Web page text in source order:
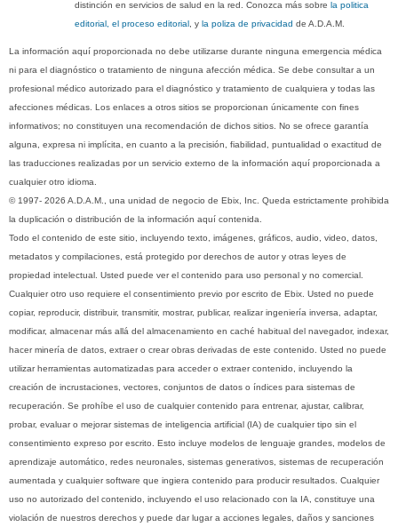
distinción en servicios de salud en la red. Conozca más sobrela politica
editorial, el proceso editorial , yla poliza de privacidad de A.D.A.M.
La información aquí proporcionada no debe utilizarse durante ninguna emergencia médica
ni para el diagnóstico o tratamiento de ninguna afección médica. Se debe consultar a un
profesional médico autorizado para el diagnóstico y tratamiento de cualquiera y todas las
afecciones médicas. Los enlaces a otros sitios se proporcionan únicamente con fines
informativos; no constituyen una recomendación de dichos sitios. No se ofrece garantía
alguna, expresa ni implícita, en cuanto a la precisión, fiabilidad, puntualidad o exactitud de
las traducciones realizadas por un servicio externo de la información aquí proporcionada a
cualquier otro idioma.
© 1997- 2026 A.D.A.M., una unidad de negocio de Ebix, Inc. Queda estrictamente prohibida
la duplicación o distribución de la información aquí contenida.
Todo el contenido de este sitio, incluyendo texto, imágenes, gráficos, audio, video, datos,
metadatos y compilaciones, está protegido por derechos de autor y otras leyes de
propiedad intelectual. Usted puede ver el contenido para uso personal y no comercial.
Cualquier otro uso requiere el consentimiento previo por escrito de Ebix. Usted no puede
copiar, reproducir, distribuir, transmitir, mostrar, publicar, realizar ingeniería inversa, adaptar,
modificar, almacenar más allá del almacenamiento en caché habitual del navegador, indexar,
hacer minería de datos, extraer o crear obras derivadas de este contenido. Usted no puede
utilizar herramientas automatizadas para acceder o extraer contenido, incluyendo la
creación de incrustaciones, vectores, conjuntos de datos o índices para sistemas de
recuperación. Se prohíbe el uso de cualquier contenido para entrenar, ajustar, calibrar,
probar, evaluar o mejorar sistemas de inteligencia artificial (IA) de cualquier tipo sin el
consentimiento expreso por escrito. Esto incluye modelos de lenguaje grandes, modelos de
aprendizaje automático, redes neuronales, sistemas generativos, sistemas de recuperación
aumentada y cualquier software que ingiera contenido para producir resultados. Cualquier
uso no autorizado del contenido, incluyendo el uso relacionado con la IA, constituye una
violación de nuestros derechos y puede dar lugar a acciones legales, daños y sanciones